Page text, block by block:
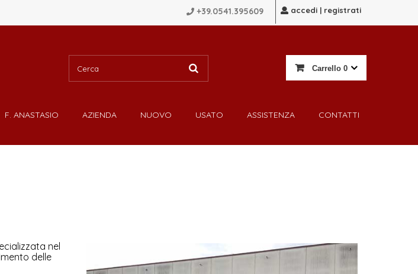
accedi | registrati
+39.0541.395609
Carrello 0
F. ANASTASIO AZIENDA NUOVO USATO ASSISTENZA CONTATTI
nel
delle